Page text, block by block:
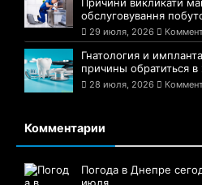
Бренд Chrome Hearts:
особенности и
популярности
29 июля, 2026
29 июля, 2026
причины обратиться